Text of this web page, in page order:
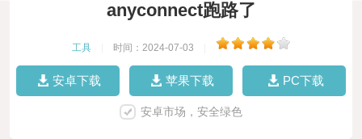
anyconnect跑路了
工具 时间：2024-07-03
安卓下载 苹果下载 PC下载
安卓市场，安全绿色